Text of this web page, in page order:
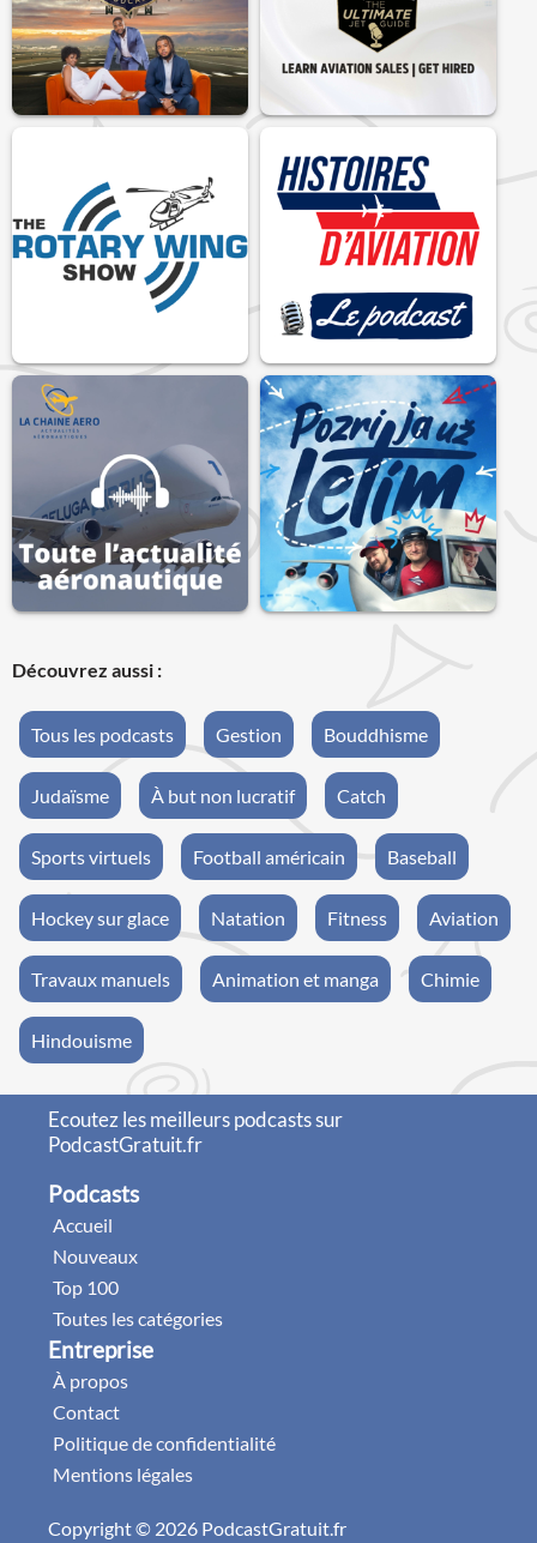
Découvrez aussi :
Tous les podcasts Gestion Bouddhisme
Judaïsme À but non lucratif Catch
Sports virtuels Football américain Baseball
Hockey sur glace Natation Fitness Aviation
Travaux manuels Animation et manga Chimie
Hindouisme
Ecoutez les meilleurs podcasts sur
PodcastGratuit.fr
Podcasts
Accueil
Nouveaux
Top 100
Toutes les catégories
Entreprise
À propos
Contact
Politique de confidentialité
Mentions légales
Copyright © 2026 PodcastGratuit.fr